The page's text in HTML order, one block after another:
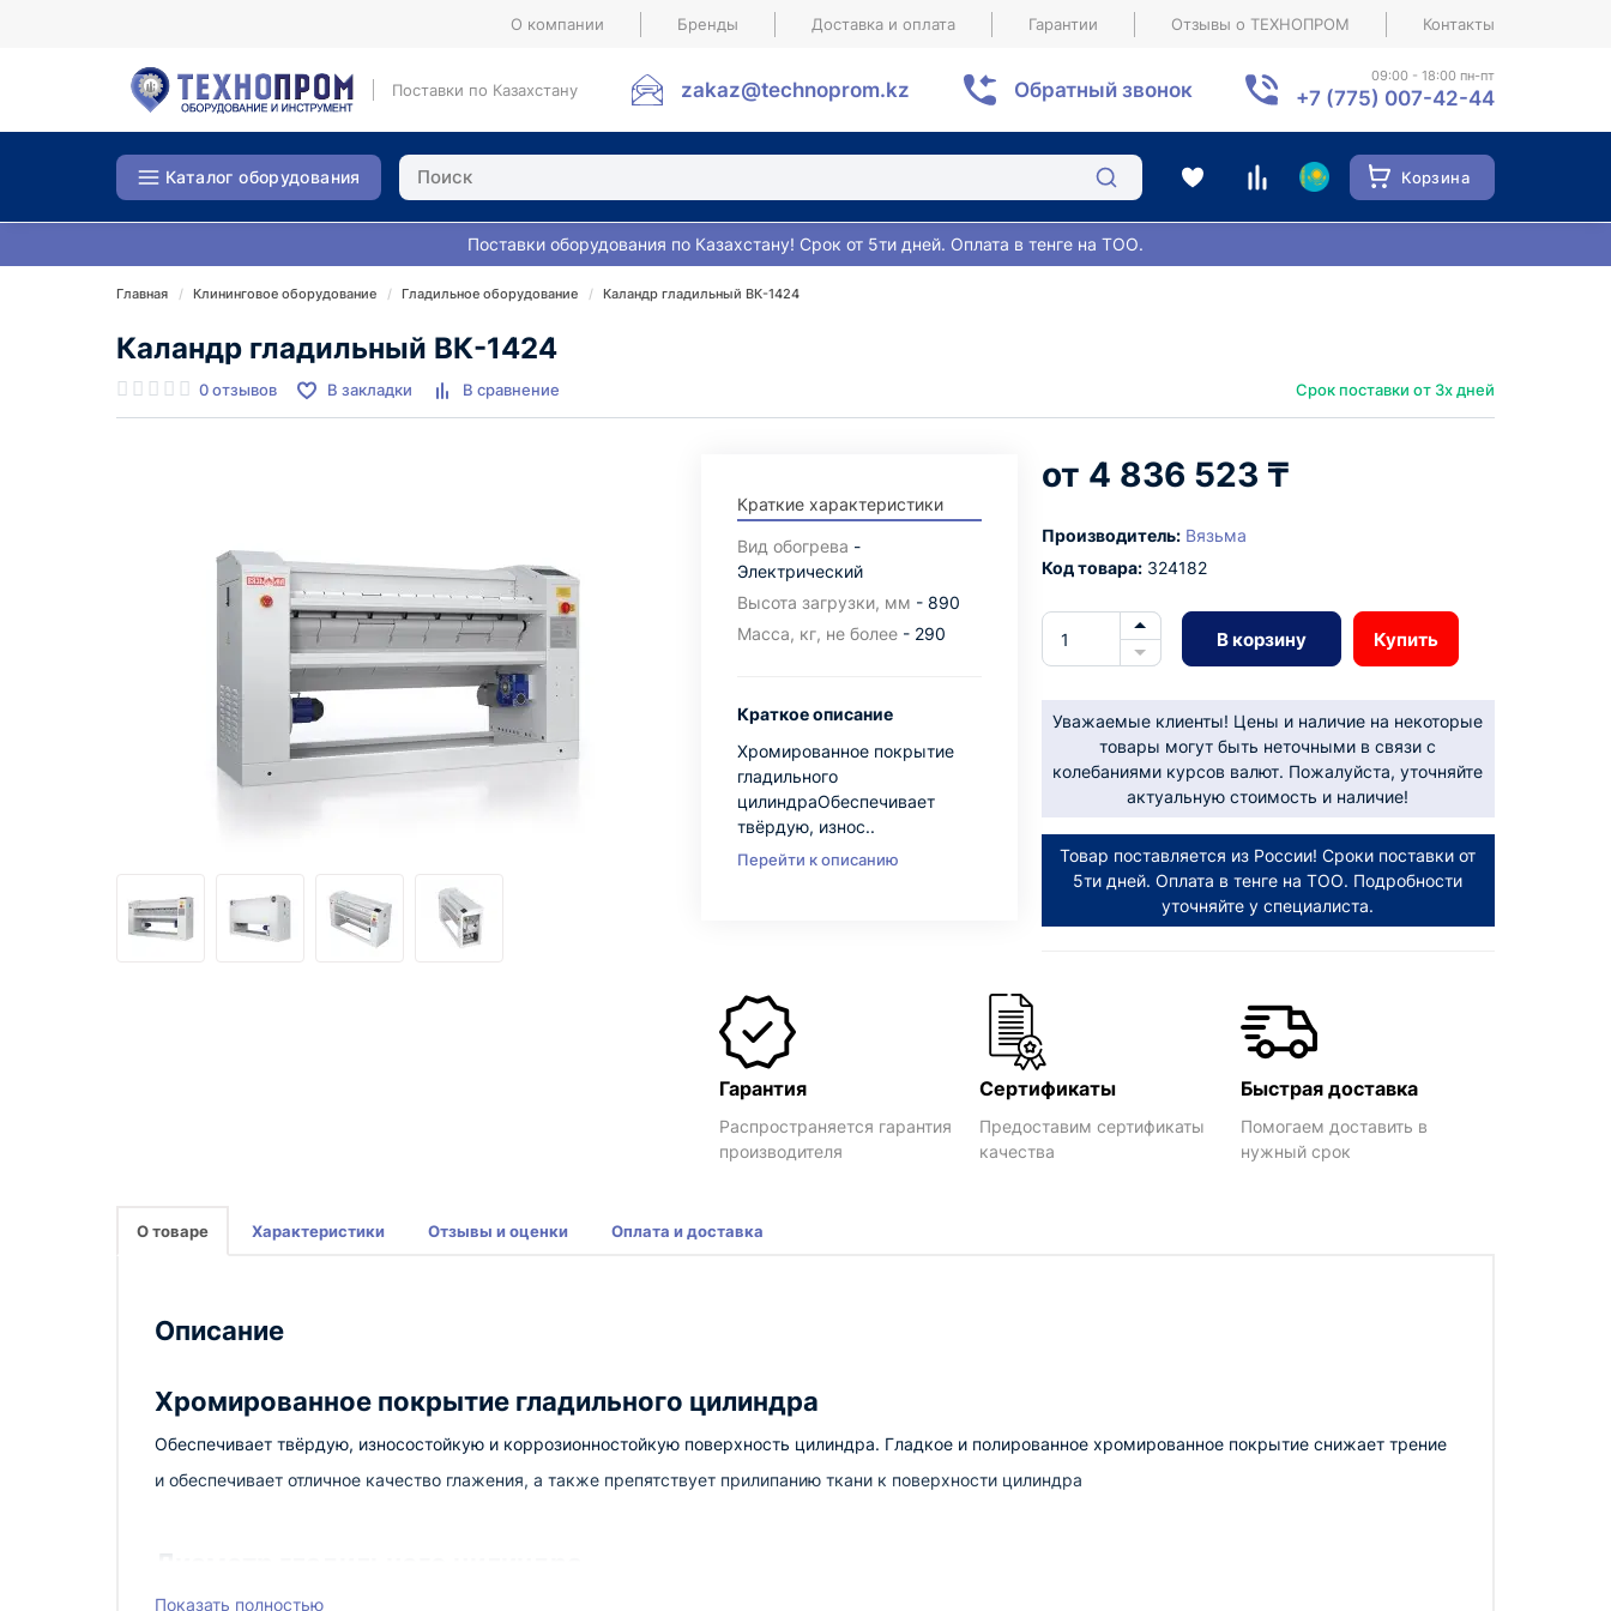
О компании Бренды Доставка и оплата Гарантии Отзывы о ТЕХНОПРОМ Контакты
Поставки по Казахстану zakaz@technoprom.kz Обратный звонок
09:00 - 18:00 пн-пт
+7 (775) 007-42-44
Каталог оборудования Корзина
Поставки оборудования по Казахстану! Срок от 5ти дней. Оплата в тенге на ТОО.
Главная Клининговое оборудование Гладильное оборудование Каландр гладильный ВК-1424
Каландр гладильный ВК-1424
0 отзывов В закладки В сравнение Срок поставки от 3х дней
Краткие характеристики
Вид обогрева -
Электрический
Высота загрузки, мм - 890
Масса, кг, не более- 290
Краткое описание
Хромированное покрытие
гладильного
цилиндраОбеспечивает
твёрдую, износ..
Перейти к описанию
4 836 523 ₸
Производитель: Вязьма
Код товара:324182
В корзину Купить
Уважаемые клиенты! Цены и наличие на некоторые
товары могут быть неточными в связи с
колебаниями курсов валют. Пожалуйста, уточняйте
актуальную стоимость и наличие!
Товар поставляется из России! Сроки поставки от
5ти дней. Оплата в тенге на ТОО. Подробности
уточняйте у специалиста.
Гарантия
Распространяется гарантия
производителя
Сертификаты
Предоставим сертификаты
качества
Быстрая доставка
Помогаем доставить в
нужный срок
О товаре Характеристики Отзывы и оценки Оплата и доставка
Описание
Хромированное покрытие гладильного цилиндра
Обеспечивает твёрдую, износостойкую и коррозионностойкую поверхность цилиндра. Гладкое и полированное хромированное покрытие снижает трение
и обеспечивает отличное качество глажения, а также препятствует прилипанию ткани к поверхности цилиндра
Диаметр 240 мм, скорость глажения - до 5 м/мин
Показать полностью